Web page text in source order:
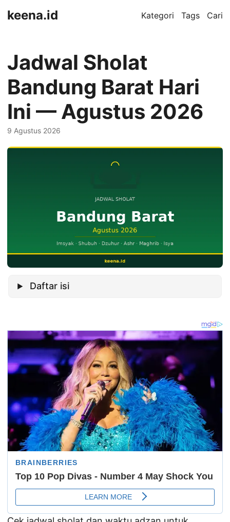
keena.id Kategori Tags Cari
Jadwal Sholat
Bandung Barat Hari
Ini — Agustus 2026
9 Agustus 2026
Daftar isi